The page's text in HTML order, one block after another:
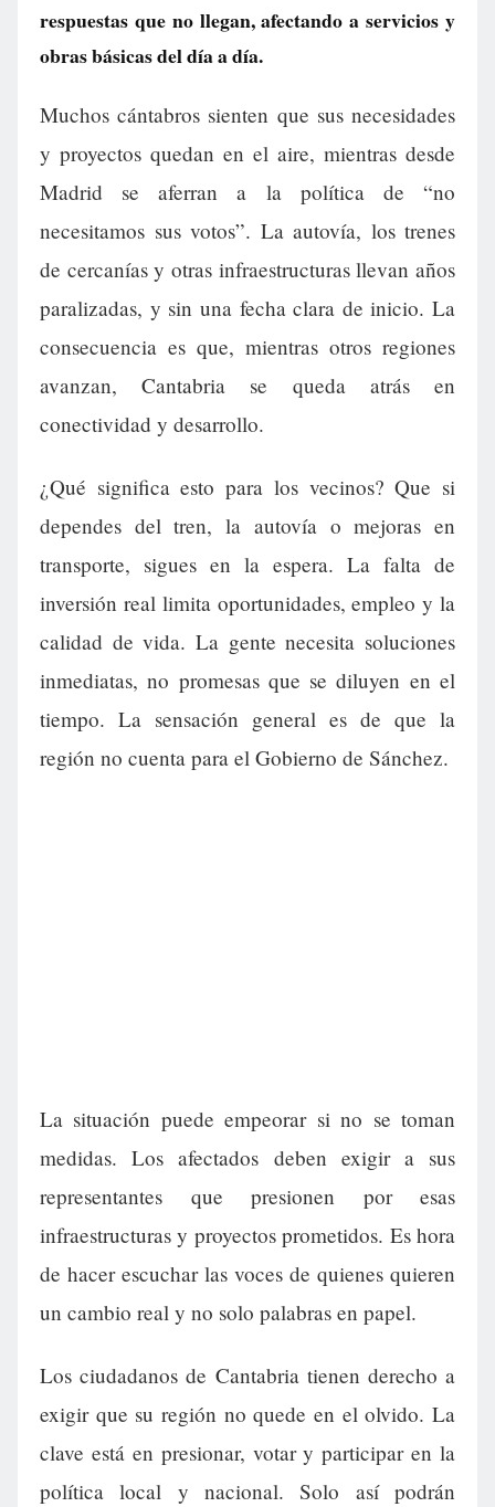
respuestas que no llegan, afectando a servicios y
obras básicas del día a día.
Muchos cántabros sienten que sus necesidades
y proyectos quedan en el aire, mientras desde
Madrid se aferran a la política de “no
necesitamos sus votos”. La autovía, los trenes
de cercanías y otras infraestructuras llevan años
paralizadas, y sin una fecha clara de inicio. La
consecuencia es que, mientras otros regiones
avanzan, Cantabria se queda atrás en
conectividad y desarrollo.
¿Qué significa esto para los vecinos? Que si
dependes del tren, la autovía o mejoras en
transporte, sigues en la espera. La falta de
inversión real limita oportunidades, empleo y la
calidad de vida. La gente necesita soluciones
inmediatas, no promesas que se diluyen en el
tiempo. La sensación general es de que la
región no cuenta para el Gobierno de Sánchez.
La situación puede empeorar si no se toman
medidas. Los afectados deben exigir a sus
representantes que presionen por esas
infraestructuras y proyectos prometidos. Es hora
de hacer escuchar las voces de quienes quieren
un cambio real y no solo palabras en papel.
Los ciudadanos de Cantabria tienen derecho a
exigir que su región no quede en el olvido. La
clave está en presionar, votar y participar en la
política local y nacional. Solo así podrán